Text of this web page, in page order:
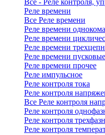
Все - Реле контроля,
Реле времени
Все Реле времени
Реле времени
Реле времени
Реле времени
Реле времени пусковые
Реле времени прочее
Реле импульсное
Реле контроля тока
Реле контроля
Все Реле контроля
Реле контроля
Реле контроля
Реле контроля